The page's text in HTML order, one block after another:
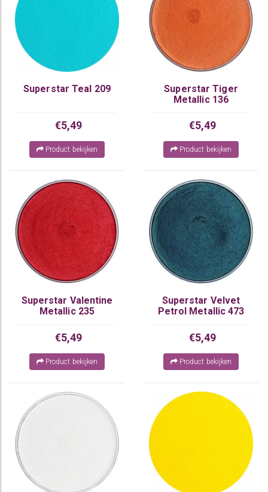
Superstar Teal 209
€5,49
Product bekijken
Superstar Tiger
Metallic 136
€5,49
Product bekijken
Superstar Valentine
Metallic 235
€5,49
Product bekijken
Superstar Velvet
Petrol Metallic 473
€5,49
Product bekijken